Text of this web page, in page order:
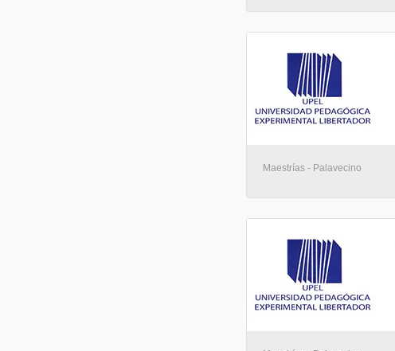
Maestrías - Palavecino